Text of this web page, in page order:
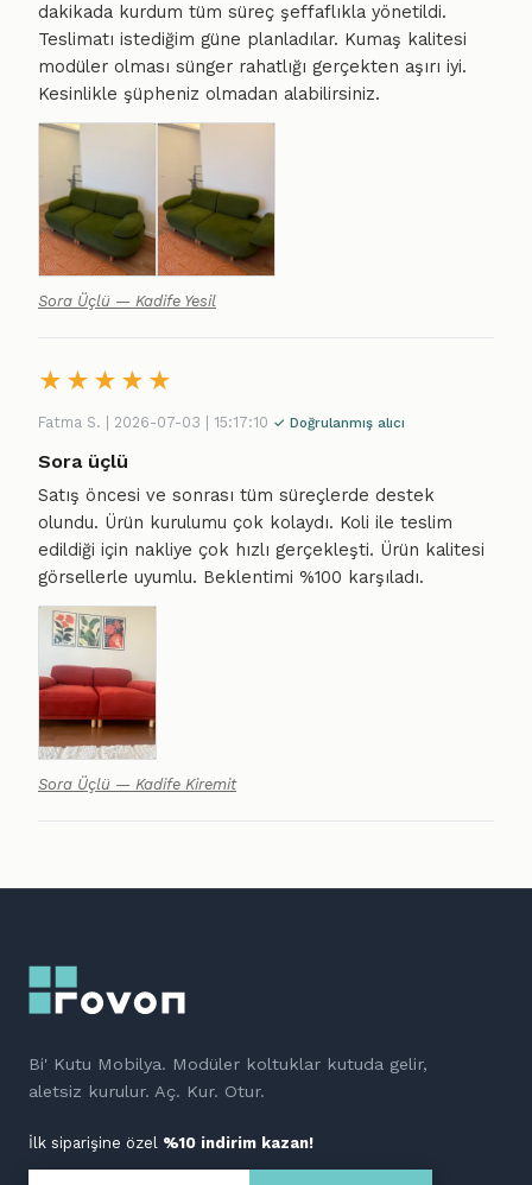
dakikada kurdum tüm süreç şeffaflıkla yönetildi.
Teslimatı istediğim güne planladılar. Kumaş kalitesi
modüler olması sünger rahatlığı gerçekten aşırı iyi.
Kesinlikle şüpheniz olmadan alabilirsiniz.
Sora Üçlü — Kadife Yesil
★ ★ ★ ★ ★
Fatma S. | 2026-07-03 | 15:17:10 ✓ Doğrulanmış alıcı
Sora üçlü
Satış öncesi ve sonrası tüm süreçlerde destek
olundu. Ürün kurulumu çok kolaydı. Koli ile teslim
edildiği için nakliye çok hızlı gerçekleşti. Ürün kalitesi
görsellerle uyumlu. Beklentimi %100 karşıladı.
Sora Üçlü — Kadife Kiremit
Bi' Kutu Mobilya. Modüler koltuklar kutuda gelir,
aletsiz kurulur. Aç. Kur. Otur.
İlk siparişine özel %10 indirim kazan!